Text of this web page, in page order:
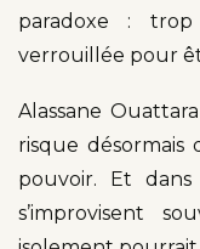
paradoxe :
verrouillée pour
Alassane
risque désormais
pouvoir. Et
s’improvisent